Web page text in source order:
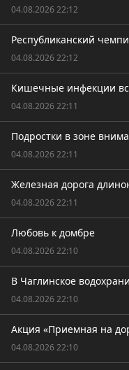
04.08.2026 22:12
Республиканский
04.08.2026 22:12
Кишечные инфекции
04.08.2026 22:11
Подростки в зоне
04.08.2026 22:11
Железная дорога
04.08.2026 22:11
Любовь к домбре
04.08.2026 22:10
В Чаглинское
04.08.2026 22:10
Акция «Приемная на
04.08.2026 22:10